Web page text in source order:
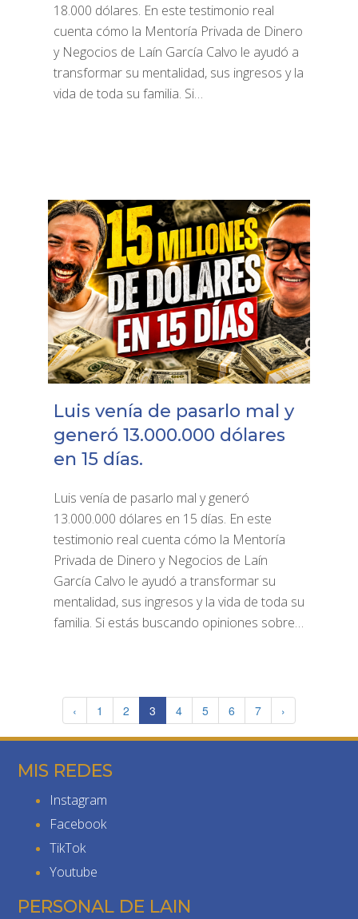
18.000 dólares. En este testimonio real
cuenta cómo la Mentoría Privada de Dinero
y Negocios de Laín García Calvo le ayudó a
transformar su mentalidad, sus ingresos y la
vida de toda su familia. Si…
Luis venía de pasarlo mal y
generó 13.000.000 dólares
en 15 días.
Luis venía de pasarlo mal y generó
13.000.000 dólares en 15 días. En este
testimonio real cuenta cómo la Mentoría
Privada de Dinero y Negocios de Laín
García Calvo le ayudó a transformar su
mentalidad, sus ingresos y la vida de toda su
familia. Si estás buscando opiniones sobre…
‹ 1 2 3 4 5 6 7 ›
MIS REDES
Instagram
Facebook
TikTok
Youtube
PERSONAL DE LAIN